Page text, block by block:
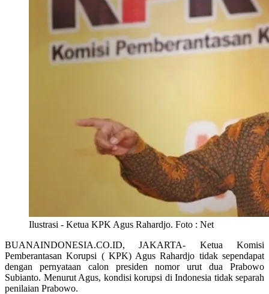
Ilustrasi - Ketua KPK Agus Rahardjo. Foto : Net
BUANAINDONESIA.CO.ID, JAKARTA- Ketua Komisi
Pemberantasan Korupsi ( KPK) Agus Rahardjo tidak sependapat
dengan pernyataan calon presiden nomor urut dua Prabowo
Subianto. Menurut Agus, kondisi korupsi di Indonesia tidak separah
penilaian Prabowo.